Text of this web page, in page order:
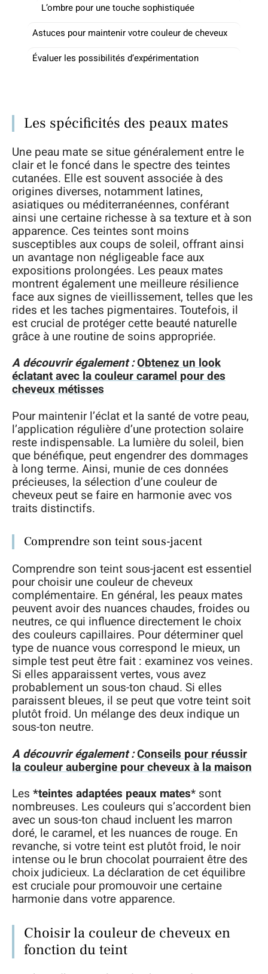
L’ombre pour une touche sophistiquée
Astuces pour maintenir votre couleur de cheveux
Évaluer les possibilités d’expérimentation
Les spécificités des peaux mates
Une peau mate se situe généralement entre le
clair et le foncé dans le spectre des teintes
cutanées. Elle est souvent associée à des
origines diverses, notamment latines,
asiatiques ou méditerranéennes, conférant
ainsi une certaine richesse à sa texture et à son
apparence. Ces teintes sont moins
susceptibles aux coups de soleil, offrant ainsi
un avantage non négligeable face aux
expositions prolongées. Les peaux mates
montrent également une meilleure résilience
face aux signes de vieillissement, telles que les
rides et les taches pigmentaires. Toutefois, il
est crucial de protéger cette beauté naturelle
grâce à une routine de soins appropriée.
A découvrir également :Obtenez un look
éclatant avec la couleur caramel pour des
cheveux métisses
Pour maintenir l’éclat et la santé de votre peau,
l’application régulière d’une protection solaire
reste indispensable. La lumière du soleil, bien
que bénéfique, peut engendrer des dommages
à long terme. Ainsi, munie de ces données
précieuses, la sélection d’une couleur de
cheveux peut se faire en harmonie avec vos
traits distinctifs.
Comprendre son teint sous-jacent
Comprendre son teint sous-jacent est essentiel
pour choisir une couleur de cheveux
complémentaire. En général, les peaux mates
peuvent avoir des nuances chaudes, froides ou
neutres, ce qui influence directement le choix
des couleurs capillaires. Pour déterminer quel
type de nuance vous correspond le mieux, un
simple test peut être fait : examinez vos veines.
Si elles apparaissent vertes, vous avez
probablement un sous-ton chaud. Si elles
paraissent bleues, il se peut que votre teint soit
plutôt froid. Un mélange des deux indique un
sous-ton neutre.
A découvrir également :Conseils pour réussir
la couleur aubergine pour cheveux à la maison
Les *teintes adaptées peaux mates* sont
nombreuses. Les couleurs qui s’accordent bien
avec un sous-ton chaud incluent les marron
doré, le caramel, et les nuances de rouge. En
revanche, si votre teint est plutôt froid, le noir
intense ou le brun chocolat pourraient être des
choix judicieux. La déclaration de cet équilibre
est cruciale pour promouvoir une certaine
harmonie dans votre apparence.
Choisir la couleur de cheveux en
fonction du teint